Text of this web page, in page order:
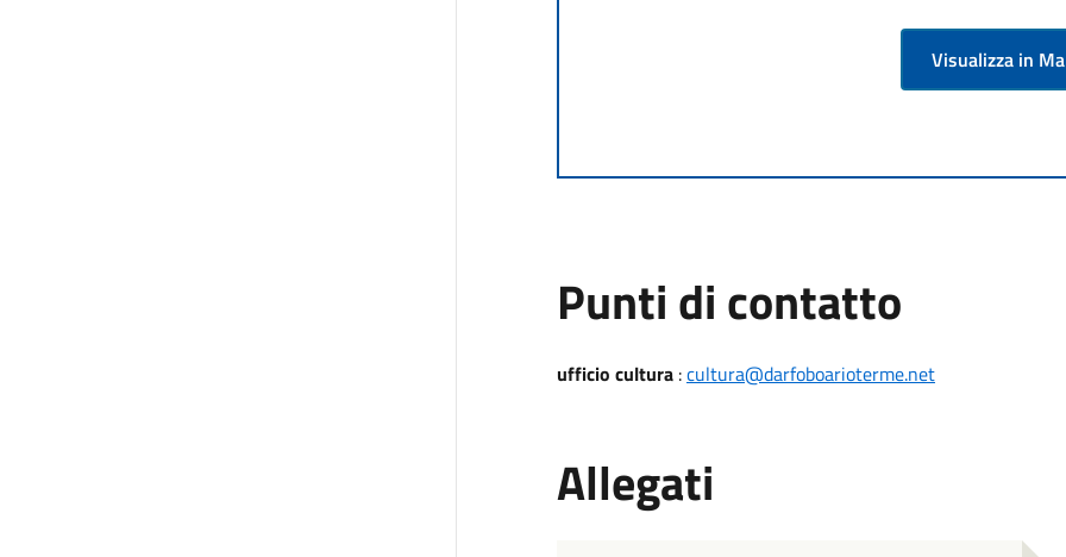
Visualizza in
Punti di contatto
ufficio cultura:cultura@darfoboarioterme.net
Allegati